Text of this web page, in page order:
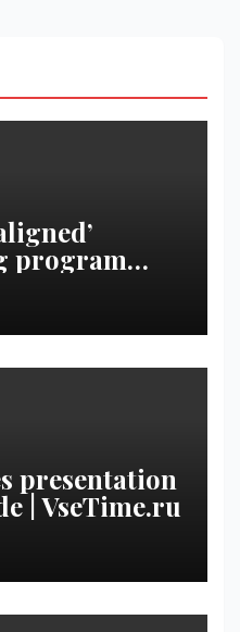
program
presentation
| VseTime.ru